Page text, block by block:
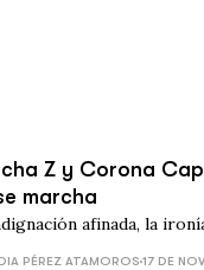
Z y Corona
marcha
afinada, la
PÉREZ ATAMOROS 17 DE